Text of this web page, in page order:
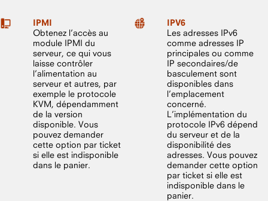
IPMI
Obtenez l’accès au
module IPMI du
serveur, ce qui vous
laisse contrôler
l’alimentation au
serveur et autres, par
exemple le protocole
KVM, dépendamment
de la version
disponible. Vous
pouvez demander
cette option par ticket
si elle est indisponible
dans le panier.
IPV6
Les adresses IPv6
comme adresses IP
principales ou comme
IP secondaires/de
basculement sont
disponibles dans
l’emplacement
concerné.
L’implémentation du
protocole IPv6 dépend
du serveur et de la
disponibilité des
adresses. Vous pouvez
demander cette option
par ticket si elle est
indisponible dans le
panier.